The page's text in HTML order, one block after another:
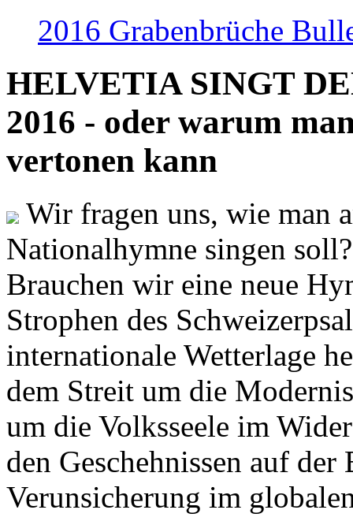
2016 Grabenbrüche
HELVETIA SINGT
2016 - oder warum
vertonen kann
Wir fragen uns, wie man
Nationalhymne singen
Brauchen wir eine neue
Strophen des
internationale Wetterlage
dem Streit um die
um die Volksseele im
den Geschehnissen auf
Verunsicherung im